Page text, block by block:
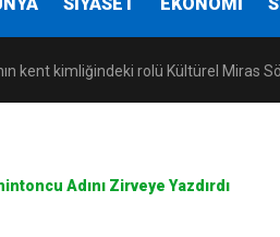
kent kimliğindeki rolü Kültürel Miras
Adını Zirveye Yazdırdı